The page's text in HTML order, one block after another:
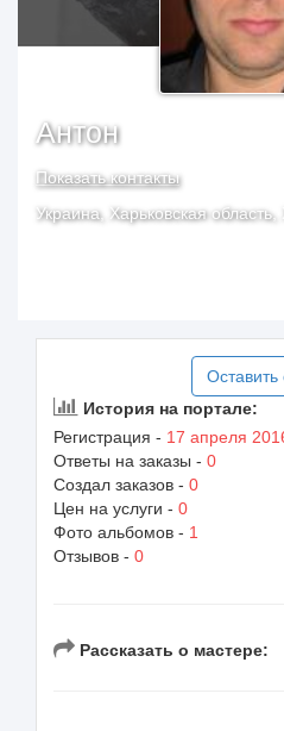
Антон
Показать контакты
Украина, Харьковская область,
Оставить
История на портале:
Регистрация - 17 апреля
Ответы на заказы - 0
Создал заказов - 0
Цен на услуги - 0
Фото альбомов - 1
Отзывов - 0
Рассказать о мастере: